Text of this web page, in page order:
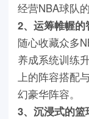
经营NBA球队
2、运筹帷幄的
随心收藏众多
养成系统训练
上的阵容搭配
幻豪华阵容。
3、沉浸式的篮